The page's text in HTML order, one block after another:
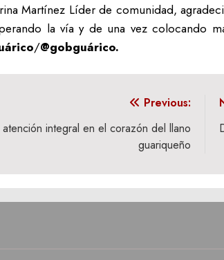
Martínez Líder de comunidad,
la vía y de una vez colocando
/@gobguárico.
Previous:
integral en el corazón del llano
guariqueño